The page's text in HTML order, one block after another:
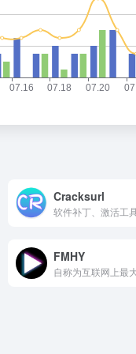
Cracksurl
FMHY